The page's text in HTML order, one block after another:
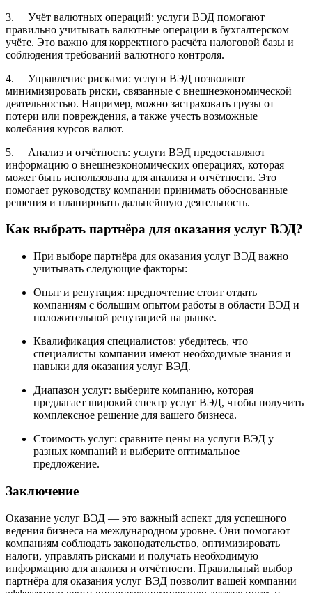
3. Учёт валютных операций: услуги ВЭД помогают
правильно учитывать валютные операции в бухгалтерском
учёте. Это важно для корректного расчёта налоговой базы и
соблюдения требований валютного контроля.
4. Управление рисками: услуги ВЭД позволяют
минимизировать риски, связанные с внешнеэкономической
деятельностью. Например, можно застраховать грузы от
потери или повреждения, а также учесть возможные
колебания курсов валют.
5. Анализ и отчётность: услуги ВЭД предоставляют
информацию о внешнеэкономических операциях, которая
может быть использована для анализа и отчётности. Это
помогает руководству компании принимать обоснованные
решения и планировать дальнейшую деятельность.
Как выбрать партнёра для оказания услуг ВЭД?
При выборе партнёра для оказания услуг ВЭД важно
учитывать следующие факторы:
Опыт и репутация: предпочтение стоит отдать
компаниям с большим опытом работы в области ВЭД и
положительной репутацией на рынке.
Квалификация специалистов: убедитесь, что
специалисты компании имеют необходимые знания и
навыки для оказания услуг ВЭД.
Диапазон услуг: выберите компанию, которая
предлагает широкий спектр услуг ВЭД, чтобы получить
комплексное решение для вашего бизнеса.
Стоимость услуг: сравните цены на услуги ВЭД у
разных компаний и выберите оптимальное
предложение.
Заключение
Оказание услуг ВЭД — это важный аспект для успешного
ведения бизнеса на международном уровне. Они помогают
компаниям соблюдать законодательство, оптимизировать
налоги, управлять рисками и получать необходимую
информацию для анализа и отчётности. Правильный выбор
партнёра для оказания услуг ВЭД позволит вашей компании